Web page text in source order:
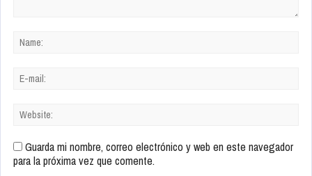
Guarda mi nombre, correo electrónico y web en este navegador
para la próxima vez que comente.